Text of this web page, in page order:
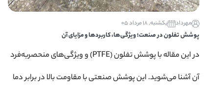
مهرداد یکشنبه, 18 مرداد 05
پوشش تفلون در صنعت؛ ویژگی‌ها، کاربردها و مزایای آن
در این مقاله با پوشش تفلون (PTFE) و ویژگی‌های منحصربه‌فرد
آن آشنا می‌شوید. این پوشش صنعتی با مقاومت بالا در برابر دما